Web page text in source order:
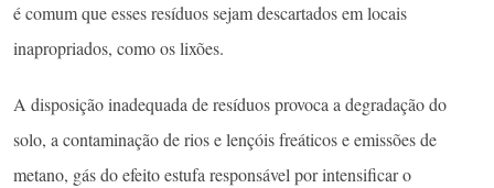
é comum que esses resíduos sejam descartados em locais
inapropriados, como os lixões.
A disposição inadequada de resíduos provoca a degradação do
solo, a contaminação de rios e lençóis freáticos e emissões de
metano, gás do efeito estufa responsável por intensificar o